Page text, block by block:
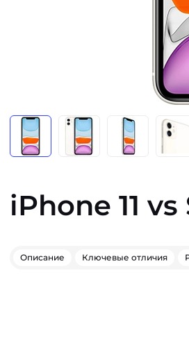
iPhone 11
Описание Ключевые отличия